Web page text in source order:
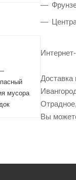
Доставка
Вы
мусора